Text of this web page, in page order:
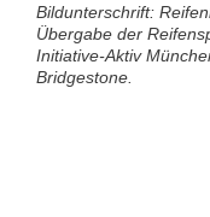
Bildunterschrift:
Übergabe der
Initiative-Aktiv
Bridgestone.